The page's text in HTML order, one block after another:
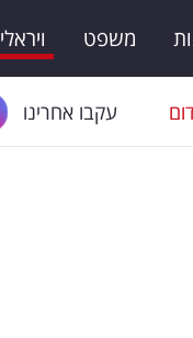
משפט ויראלי
עקבו אחרינו